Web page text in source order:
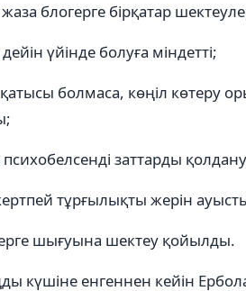
блогерге бірқатар
үйінде болуға міндетті;
болмаса, көңіл көтеру
психобелсенді заттарды
тұрғылықты жерін
шығуына шектеу қойылды.
күшіне енгеннен кейін